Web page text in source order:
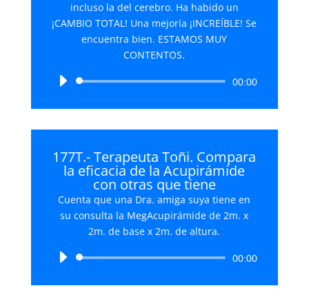
incluso la del cerebro. Ha habido un
¡CAMBIO TOTAL! Una mejoría ¡INCREÍBLE! Se
encuentra bien. ESTAMOS MUY
CONTENTOS.
Reproductor
audio
00:00
177T.- Terapeuta Toñi. Compara
la eficacia de la Acupirámide
con otras que tiene
Cuenta que una Dra. amiga suya tiene en
su consulta la MegAcupirámide de 2m. x
2m. de base x 2m. de altura.
Reproductor
audio
00:00